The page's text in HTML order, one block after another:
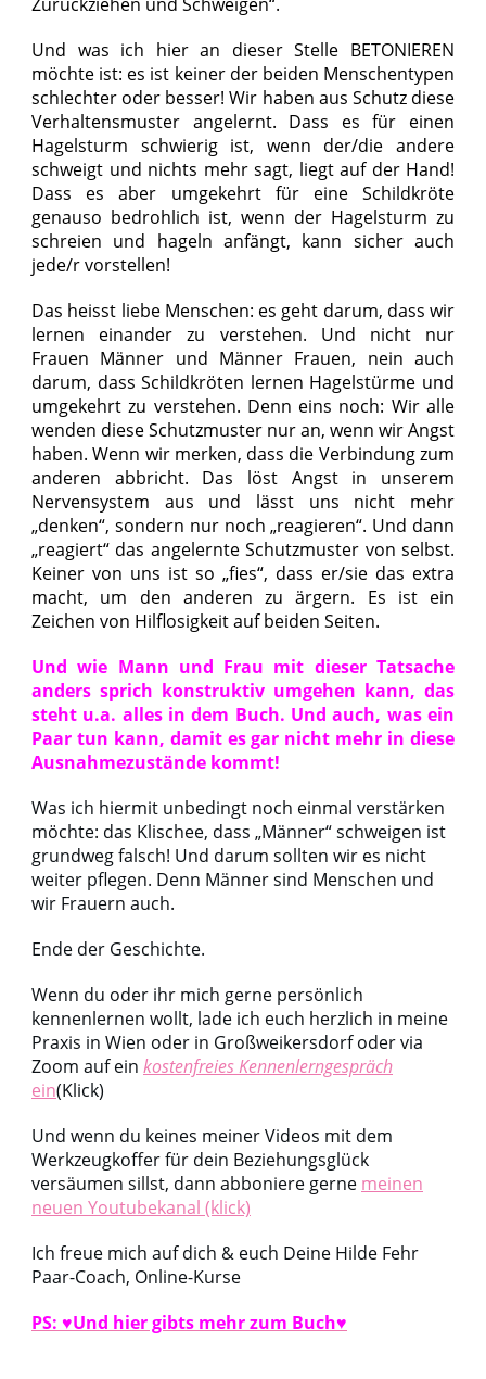
Und was ich hier an dieser Stelle BETONIEREN
möchte ist: es ist keiner der beiden Menschentypen
schlechter oder besser! Wir haben aus Schutz diese
Verhaltensmuster angelernt. Dass es für einen
Hagelsturm schwierig ist, wenn der/die andere
schweigt und nichts mehr sagt, liegt auf der Hand!
Dass es aber umgekehrt für eine Schildkröte
genauso bedrohlich ist, wenn der Hagelsturm zu
schreien und hageln anfängt, kann sicher auch
jede/r vorstellen!
Das heisst liebe Menschen: es geht darum, dass wir
lernen einander zu verstehen. Und nicht nur
Frauen Männer und Männer Frauen, nein auch
darum, dass Schildkröten lernen Hagelstürme und
umgekehrt zu verstehen. Denn eins noch: Wir alle
wenden diese Schutzmuster nur an, wenn wir Angst
haben. Wenn wir merken, dass die Verbindung zum
anderen abbricht. Das löst Angst in unserem
Nervensystem aus und lässt uns nicht mehr
„denken“, sondern nur noch „reagieren“. Und dann
„reagiert“ das angelernte Schutzmuster von selbst.
Keiner von uns ist so „fies“, dass er/sie das extra
macht, um den anderen zu ärgern. Es ist ein
Zeichen von Hilflosigkeit auf beiden Seiten.
Und wie Mann und Frau mit dieser Tatsache
anders sprich konstruktiv umgehen kann, das
steht u.a. alles in dem Buch. Und auch, was ein
Paar tun kann, damit es gar nicht mehr in diese
Ausnahmezustände kommt!
Was ich hiermit unbedingt noch einmal verstärken
möchte: das Klischee, dass „Männer“ schweigen ist
grundweg falsch! Und darum sollten wir es nicht
weiter pflegen. Denn Männer sind Menschen und
wir Frauern auch.
Ende der Geschichte.
Wenn du oder ihr mich gerne persönlich
kennenlernen wollt, lade ich euch herzlich in meine
Praxis in Wien oder in Großweikersdorf oder via
Zoom auf ein kostenfreies Kennenlerngespräch
ein(Klick)
Und wenn du keines meiner Videos mit dem
Werkzeugkoffer für dein Beziehungsglück
versäumen sillst, dann abboniere gerne meinen
neuen Youtubekanal (klick)
Ich freue mich auf dich & euch Deine Hilde Fehr
Paar-Coach, Online-Kurse
PS: ♥Und hier gibts mehr zum Buch♥